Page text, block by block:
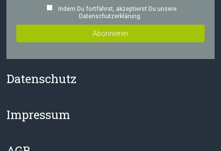
Indem Du fortfährst, akzeptierst Du unsere
Datenschutzerklärung.
Datenschutz
Impressum